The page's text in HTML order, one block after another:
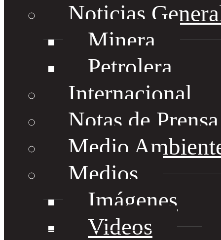
Noticias
Minera
Petrolera
Internacional
Notas de
Medio
Medios
Imágenes
Videos